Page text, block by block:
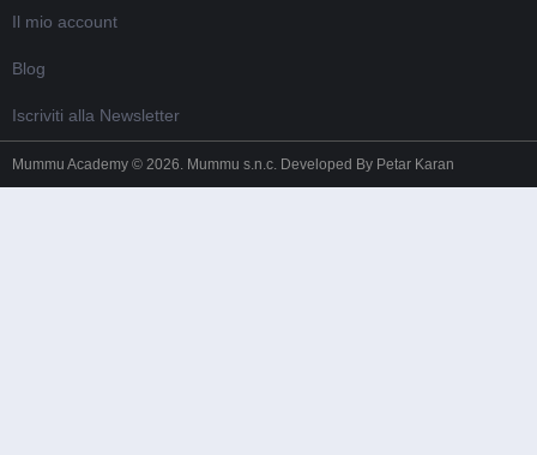
Il mio account
Blog
Iscriviti alla Newsletter
Mummu Academy © 2026. Mummu s.n.c. Developed By Petar Karan